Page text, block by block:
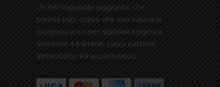
Un bel traguardo raggiunto, che
premia tutti coloro che con fiducia si
rivolgono a noi per qualsiasi esigenza
attinente a batterie, carica batterie,
alimentatori ed accumulatori.